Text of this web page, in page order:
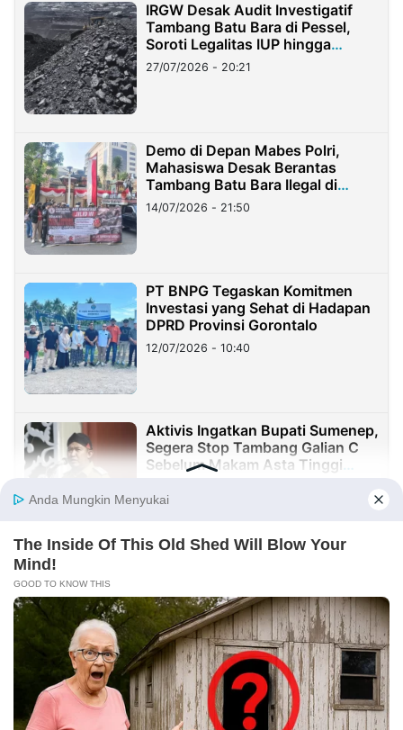
IRGW Desak Audit Investigatif
Tambang Batu Bara di Pessel,
Soroti Legalitas IUP hingga
Stockpile
27/07/2026 - 20:21
Demo di Depan Mabes Polri,
Mahasiswa Desak Berantas
Tambang Batu Bara Ilegal di
Lampung
14/07/2026 - 21:50
PT BNPG Tegaskan Komitmen
Investasi yang Sehat di Hadapan
DPRD Provinsi Gorontalo
12/07/2026 - 10:40
Aktivis Ingatkan Bupati Sumenep,
Segera Stop Tambang Galian C
Sebelum Makam Asta Tinggi
EKONOMI
Demo Skandal Jiwasraya-Asabri,
ATMAJA Desak Kejagung Periksa
Bakrie Group dan Nirwan Bakrie
06/08/2026 - 08:50